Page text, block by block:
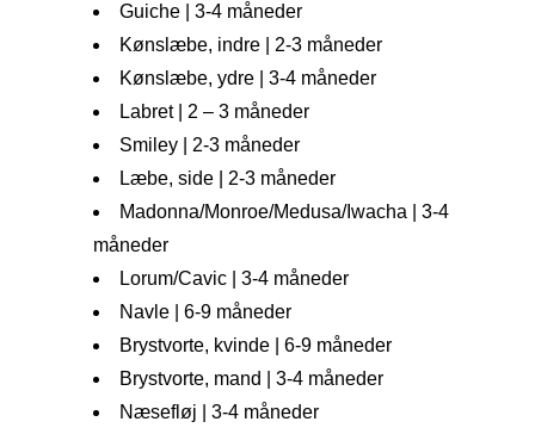
Guiche | 3-4 måneder
Kønslæbe, indre | 2-3 måneder
Kønslæbe, ydre | 3-4 måneder
Labret | 2 – 3 måneder
Smiley | 2-3 måneder
Læbe, side | 2-3 måneder
Madonna/Monroe/Medusa/Iwacha | 3-4
måneder
Lorum/Cavic | 3-4 måneder
Navle | 6-9 måneder
Brystvorte, kvinde | 6-9 måneder
Brystvorte, mand | 3-4 måneder
Næsefløj | 3-4 måneder